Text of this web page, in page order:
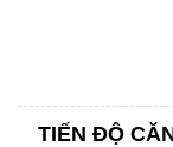
TIẾN ĐỘ